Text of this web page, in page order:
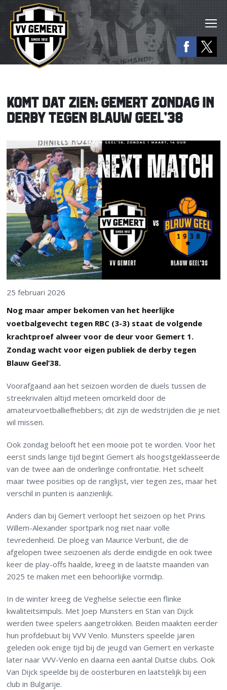
KOMT DAT ZIEN: GEMERT ZONDAG IN
DERBY TEGEN BLAUW GEEL’38
25 februari 2026
Nog maar amper bekomen van het heerlijke
voetbalgevecht tegen RBC (3-3) staat de volgende
krachtproef alweer voor de deur voor Gemert 1.
Zondag wacht voor eigen publiek de derby tegen
Blauw Geel’38.
Voorafgaand aan het seizoen worden de duels tussen de
streekrivalen altijd meteen omcirkeld door de
amateurvoetballiefhebbers; dit zijn de wedstrijden die je niet
wil missen.
Ook zondag belooft het een mooie pot te worden. Voor het
eerst sinds lange tijd begint Gemert als hoogstgeklasseerde
van de twee aan de onderlinge confrontatie. Het scheelt
maar twee posities op de ranglijst, vier tegen zes, maar het
verschil in punten is aanzienlijk.
Anders dan bij Gemert verloopt het seizoen op het Prins
Willem-Alexander sportpark nog niet naar volle
tevredenheid. De ploeg van Maurice Verbunt, die de
afgelopen twee seizoenen als derde eindigde en ook twee
keer de play-offs haalde, kreeg in de laatste maanden van
2025 te maken met een behoorlijke vormdip.
In de winter kreeg de Veghelse selectie een flinke
kwaliteitsimpuls. Met Joep Munsters en Stan van Dijck
werden twee spelers aangetrokken. Beiden maakten eerder
hun profdebuut bij VVV Venlo. Munsters speelde jaren
geleden ook enige tijd bij de jeugd van Gemert en verkaste
later naar VVV-Venlo en daarna een aantal Duitse clubs. Ook
Van Dijck speelde bij de oosterburen en laatstelijk bij een
club in Bulgarije.